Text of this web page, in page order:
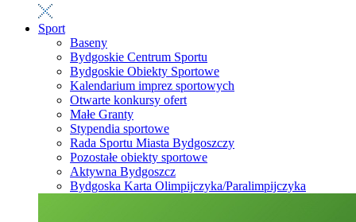
Sport
Baseny
Bydgoskie Centrum Sportu
Bydgoskie Obiekty Sportowe
Kalendarium imprez sportowych
Otwarte konkursy ofert
Małe Granty
Stypendia sportowe
Rada Sportu Miasta Bydgoszczy
Pozostałe obiekty sportowe
Aktywna Bydgoszcz
Bydgoska Karta Olimpijczyka/Paralimpijczyka